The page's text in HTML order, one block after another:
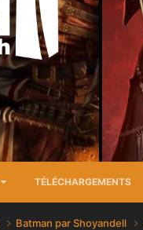
TÉLÉCHARGEMENTS
Batman par Shoyandell